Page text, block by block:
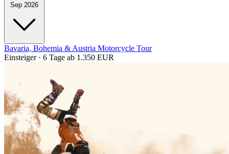
Sep 2026
Bavaria, Bohemia & Austria Motorcycle Tour
Einsteiger · 6 Tage ab 1.350 EUR